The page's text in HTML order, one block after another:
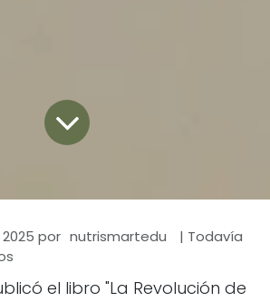
por nutrismartedu
| Todavía
el libro "La Revolución de